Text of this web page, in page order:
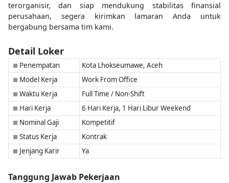
terorganisir, dan siap mendukung stabilitas finansial
perusahaan, segera kirimkan lamaran Anda untuk
bergabung bersama tim kami.
Detail Loker
■ Penempatan Kota Lhokseumawe, Aceh
■ Model Kerja Work From Office
■ Waktu Kerja Full Time / Non-Shift
■ Hari Kerja 6 Hari Kerja, 1 Hari Libur Weekend
■ Nominal Gaji Kompetitif
■ Status Kerja Kontrak
■ Jenjang Karir Ya
Tanggung Jawab Pekerjaan